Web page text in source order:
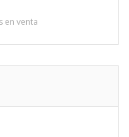
en venta